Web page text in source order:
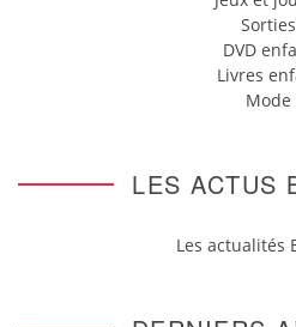
Sorties
DVD
Livres
Mode
LES ACTUS
Les actualités